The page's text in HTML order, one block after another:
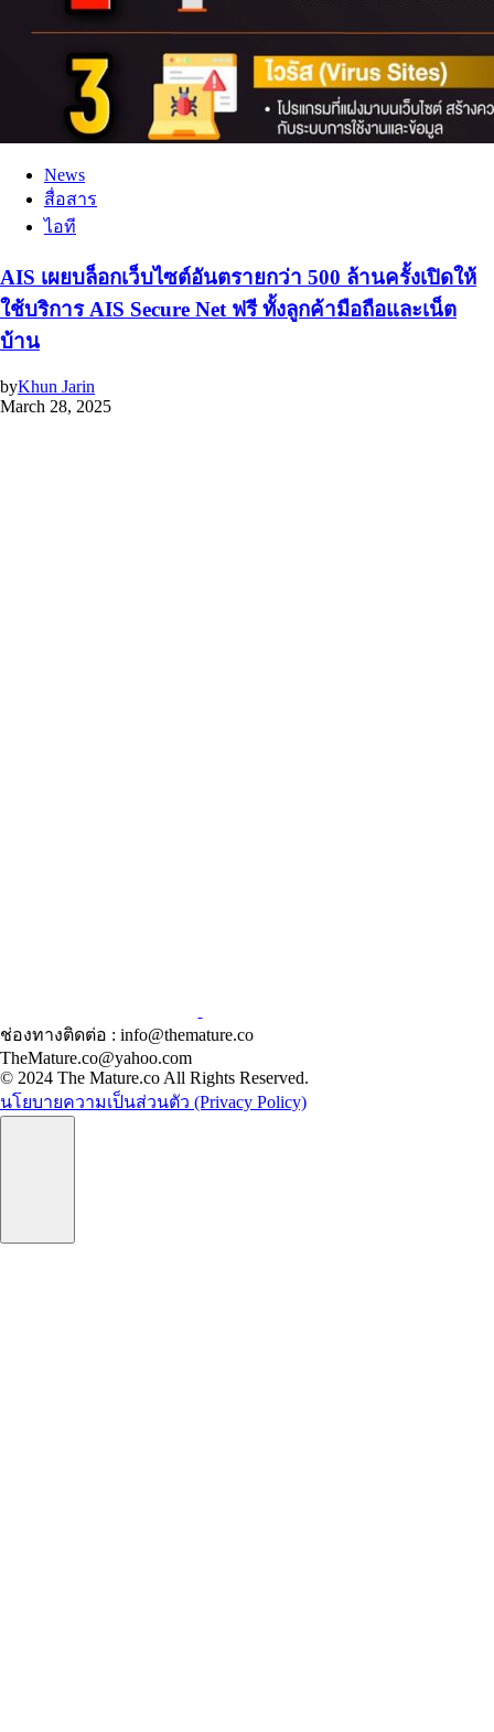
News
สื่อสาร
ไอที
AIS เผยบล็อกเว็บไซต์อันตรายกว่า 500 ล้านครั้งเปิดให้
ใช้บริการ AIS Secure Net ฟรี ทั้งลูกค้ามือถือและเน็ต
บ้าน
byKhun Jarin
March 28, 2025
ช่องทางติดต่อ : info@themature.co
TheMature.co@yahoo.com
© 2024 The Mature.co All Rights Reserved.
นโยบายความเป็นส่วนตัว (Privacy Policy)